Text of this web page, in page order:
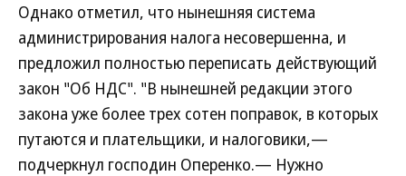
Однако отметил, что нынешняя система
администрирования налога несовершенна, и
предложил полностью переписать действующий
закон "Об НДС". "В нынешней редакции этого
закона уже более трех сотен поправок, в которых
путаются и плательщики, и налоговики,—
подчеркнул господин Оперенко.— Нужно